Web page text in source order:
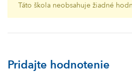
Táto škola neobsahuje žiadné
Pridajte hodnotenie